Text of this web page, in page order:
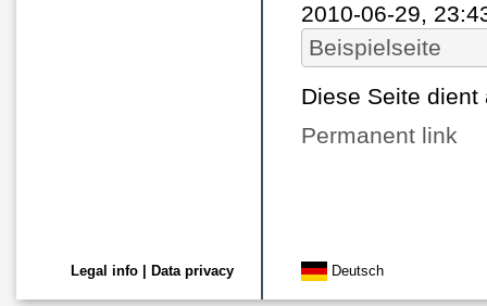
2010-06-29,
Beispielseite
Diese Seite
Permanent link
Legal info Data privacy Deutsch